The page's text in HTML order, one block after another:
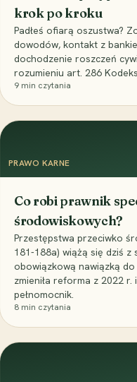
krok po kroku
Padłeś ofiarą oszustwa?
dowodów, kontakt z
dochodzenie roszczeń
rozumieniu art. 286
9 min czytania
PRAWO KARNE
Co robi prawnik
środowiskowych?
Przestępstwa przeciwko
181-188a) wiążą się dziś
obowiązkową nawiązką do
zmieniła reforma z 2022
pełnomocnik.
8 min czytania